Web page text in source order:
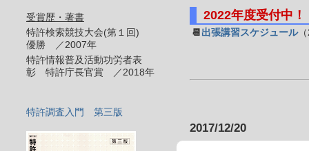
2022年度受付中！
📆 出張講習スケジュール
2017/12/20
受賞歴・著書
特許検索競技大会(第１回)
優勝 ／2007年
特許情報普及活動功労者表
彰 特許庁長官賞 ／2018年
特許調査入門 第三版